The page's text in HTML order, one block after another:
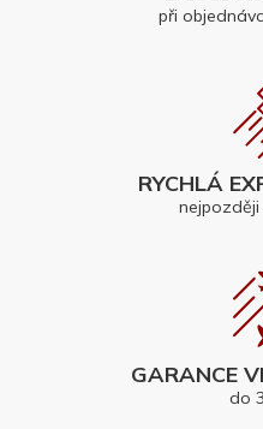
při
RYCHLÁ
GARANCE
do